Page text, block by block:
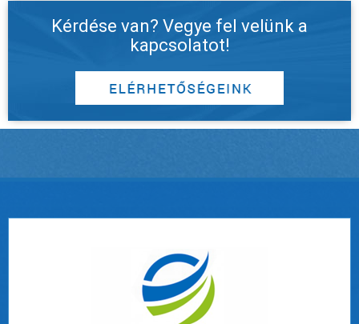
Kérdése van? Vegye fel velünk a
kapcsolatot!